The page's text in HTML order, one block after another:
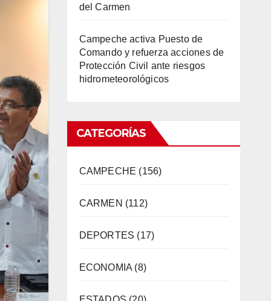
del Carmen
Campeche activa Puesto de
Comando y refuerza acciones de
Protección Civil ante riesgos
hidrometeorológicos
CATEGORÍAS
CAMPECHE (156)
CARMEN (112)
DEPORTES (17)
ECONOMIA (8)